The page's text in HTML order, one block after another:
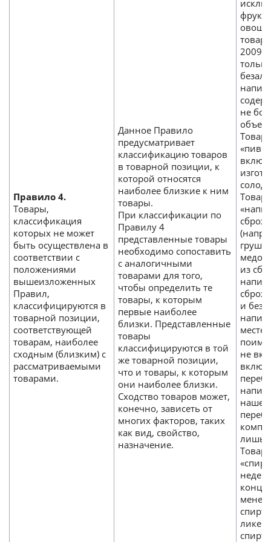
Правило 4.
Товары,
классификация
которых не может
быть осуществлена в
соответствии с
положениями
вышеизложенных
Правил,
классифицируются в
товарной позиции,
соответствующей
товарам, наиболее
сходным (близким) с
рассматриваемыми
товарами.
Данное Правило
предусматривает
классификацию товаров
в товарной позиции, к
которой относятся
наиболее близкие к ним
товары.
При классификации по
Правилу 4
представленные товары
необходимо сопоставить
с аналогичными
товарами для того,
чтобы определить те
товары, к которым
первые наиболее
близки. Представленные
товары
классифицируются в той
же товарной позиции,
что и товары, к которым
они наиболее близки.
Сходство товаров может,
конечно, зависеть от
многих факторов, таких
как вид, свойство,
назначение.
2009»
только
не
«пиво
из
и
месте
не
нашем
лишь
менее